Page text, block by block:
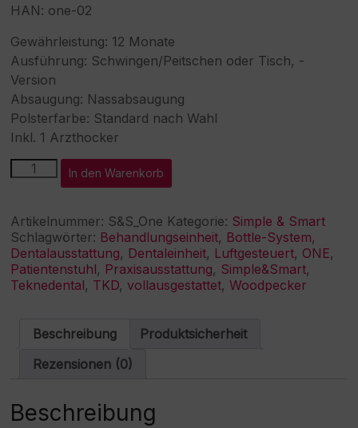
HAN: one-02
Gewährleistung: 12 Monate
Ausführung: Schwingen/Peitschen oder Tisch, -
Version
Absaugung: Nassabsaugung
Polsterfarbe: Standard nach Wahl
Inkl. 1 Arzthocker
Simple
&
S&S_One
Dentaleinheit
Menge
In den Warenkorb
Artikelnummer: S&S_One Kategorie: Simple & Smart
Schlagwörter: Behandlungseinheit, Bottle-System,
Dentalausstattung, Dentaleinheit, Luftgesteuert, ONE,
Patientenstuhl, Praxisausstattung, Simple&Smart,
Teknedental, TKD,vollausgestattet,Woodpecker
Beschreibung
Produktsicherheit
Rezensionen (0)
Beschreibung